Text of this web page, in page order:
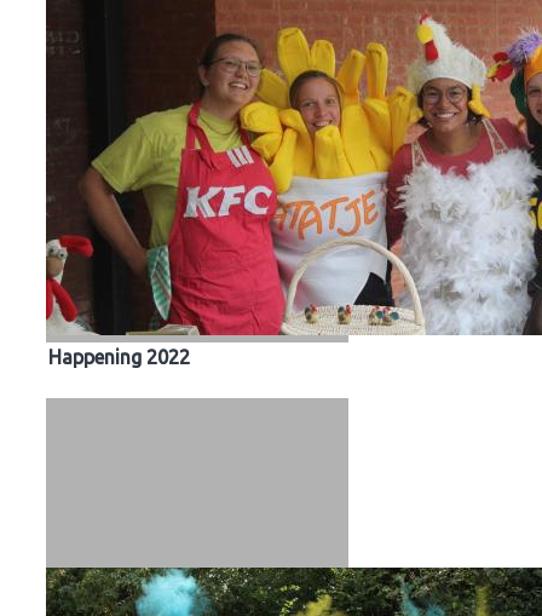
Happening 2022